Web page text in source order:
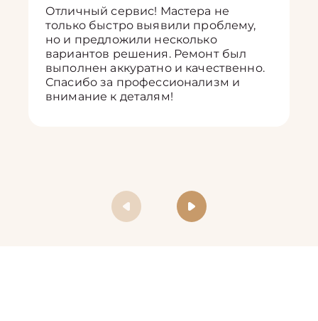
Отличный сервис! Мастера не
только быстро выявили проблему,
но и предложили несколько
вариантов решения. Ремонт был
выполнен аккуратно и качественно.
Спасибо за профессионализм и
внимание к деталям!